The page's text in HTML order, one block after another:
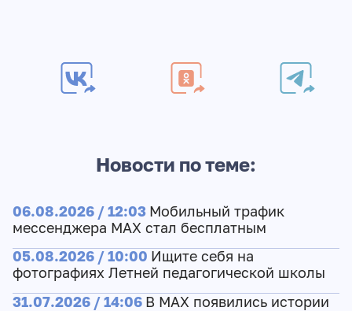
Новости по теме:
06.08.2026 / 12:03 Мобильный трафик
мессенджера MAX стал бесплатным
05.08.2026 / 10:00 Ищите себя на
фотографиях Летней педагогической школы
31.07.2026 / 14:06 В MAX появились истории